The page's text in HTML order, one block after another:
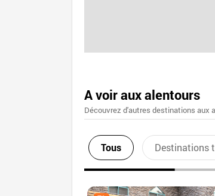
A voir aux alentours
Découvrez d'autres destinations aux
Tous Destinations